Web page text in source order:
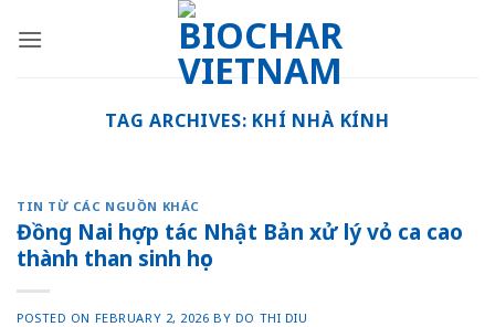
TAG ARCHIVES: KHÍ NHÀ KÍNH
TIN TỪ CÁC NGUỒN KHÁC
Đồng Nai hợp tác Nhật Bản xử lý vỏ ca cao
thành than sinh học
POSTED ON FEBRUARY 2, 2026 BY DO THI DIU